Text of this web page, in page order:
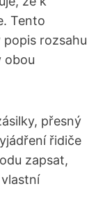
Tento
rozsahu
obou
přesný
řidiče
zapsat,